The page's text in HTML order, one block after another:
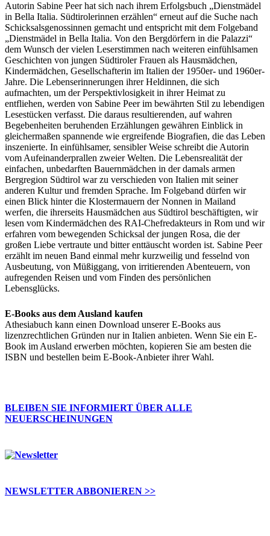
Autorin Sabine Peer hat sich nach ihrem Erfolgsbuch „Dienstmädel
in Bella Italia. Südtirolerinnen erzählen“ erneut auf die Suche nach
Schicksalsgenossinnen gemacht und entspricht mit dem Folgeband
„Dienstmädel in Bella Italia. Von den Bergdörfern in die Palazzi“
dem Wunsch der vielen Leserstimmen nach weiteren einfühlsamen
Geschichten von jungen Südtiroler Frauen als Hausmädchen,
Kindermädchen, Gesellschafterin im Italien der 1950er- und 1960er-
Jahre. Die Lebenserinnerungen ihrer Heldinnen, die sich
aufmachten, um der Perspektivlosigkeit in ihrer Heimat zu
entfliehen, werden von Sabine Peer im bewährten Stil zu lebendigen
Lesestücken verfasst. Die daraus resultierenden, auf wahren
Begebenheiten beruhenden Erzählungen gewähren Einblick in
gleichermaßen spannende wie ergreifende Biografien, die das Leben
inszenierte. In einfühlsamer, sensibler Weise schreibt die Autorin
vom Aufeinanderprallen zweier Welten. Die Lebensrealität der
einfachen, unbedarften Bauernmädchen in der damals armen
Bergregion Südtirol war zu verschieden von Italien mit seiner
anderen Kultur und fremden Sprache. Im Folgeband dürfen wir
einen Blick hinter die Klostermauern der Nonnen in Mailand
werfen, die ihrerseits Hausmädchen aus Südtirol beschäftigten, wir
lesen vom Kindermädchen des RAI-Chefredakteurs in Rom und wir
erfahren vom bewegenden Schicksal der jungen Rosa, die der
großen Liebe vertraute und bitter enttäuscht worden ist. Sabine Peer
erzählt im neuen Band einmal mehr kurzweilig und fesselnd von
Ausbeutung, von Müßiggang, von irritierenden Abenteuern, von
aufregenden Reisen und vom Finden des persönlichen
Lebensglücks.
E-Books aus dem Ausland kaufen
Athesiabuch kann einen Download unserer E-Books aus
lizenzrechtlichen Gründen nur in Italien anbieten. Wenn Sie ein E-
Book im Ausland erwerben möchten, kopieren Sie am besten die
ISBN und bestellen beim E-Book-Anbieter ihrer Wahl.
BLEIBEN SIE INFORMIERT ÜBER ALLE
NEUERSCHEINUNGEN
NEWSLETTER ABBONIEREN >>